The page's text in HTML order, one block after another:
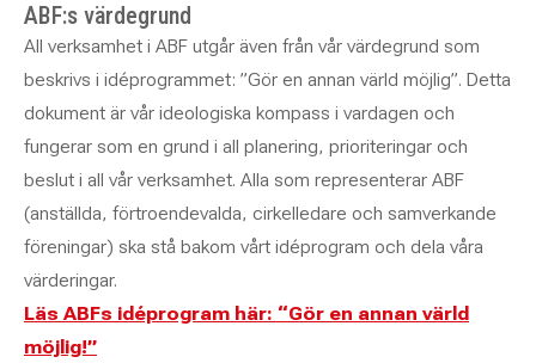
ABF:s värdegrund
All verksamhet i ABF utgår även från vår värdegrund som
beskrivs i idéprogrammet: ”Gör en annan värld möjlig”. Detta
dokument är vår ideologiska kompass i vardagen och
fungerar som en grund i all planering, prioriteringar och
beslut i all vår verksamhet. Alla som representerar ABF
(anställda, förtroendevalda, cirkelledare och samverkande
föreningar) ska stå bakom vårt idéprogram och dela våra
värderingar.
Läs ABFs idéprogram här: “Gör en annan värld
möjlig!”